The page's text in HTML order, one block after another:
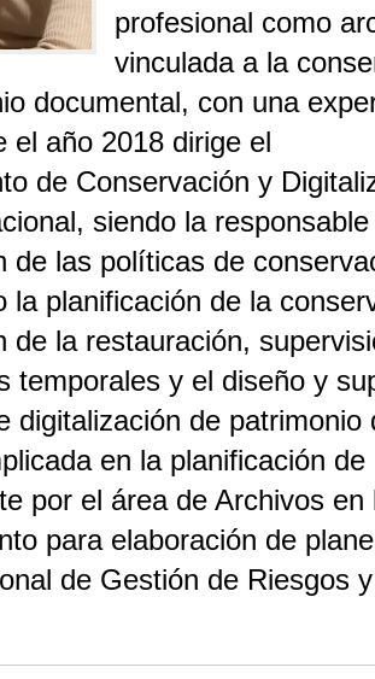
profesional como
vinculada a la
documental, con una
el año 2018 dirige el
de Conservación y
siendo la
de las políticas de
la planificación de la
de la restauración,
temporales y el diseño y
digitalización de patrimonio
en la planificación
por el área de Archivos
para elaboración de
de Gestión de Riesgos